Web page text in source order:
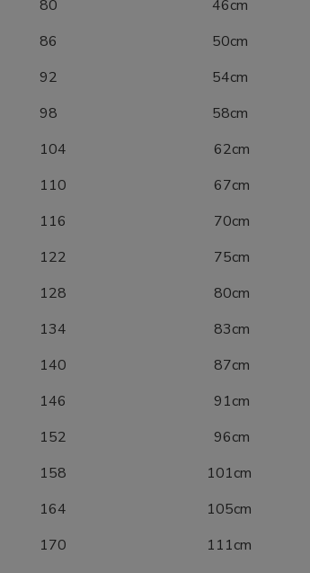
80 46cm
86 50cm
92 54cm
98 58cm
104 62cm
110 67cm
116 70cm
122 75cm
128 80cm
134 83cm
140 87cm
146 91cm
152 96cm
158 101cm
164 105cm
170 111cm